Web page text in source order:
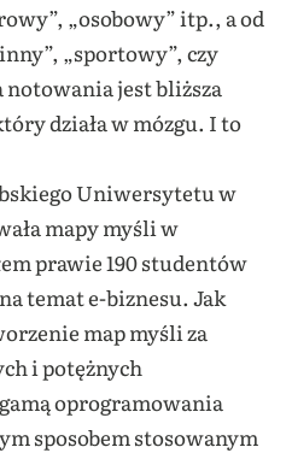
„osobowy” itp., a od
„sportowy”, czy
notowania jest bliższa
działa w mózgu. I to
Uniwersytetu w
mapy myśli w
prawie 190 studentów
temat e-biznesu. Jak
map myśli za
i potężnych
oprogramowania
sposobem stosowanym